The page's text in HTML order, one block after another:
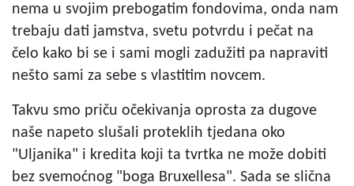
nema u svojim prebogatim fondovima, onda nam
trebaju dati jamstva, svetu potvrdu i pečat na
čelo kako bi se i sami mogli zadužiti pa napraviti
nešto sami za sebe s vlastitim novcem.
Takvu smo priču očekivanja oprosta za dugove
naše napeto slušali proteklih tjedana oko
"Uljanika" i kredita koji ta tvrtka ne može dobiti
bez svemoćnog "boga Bruxellesa". Sada se slična